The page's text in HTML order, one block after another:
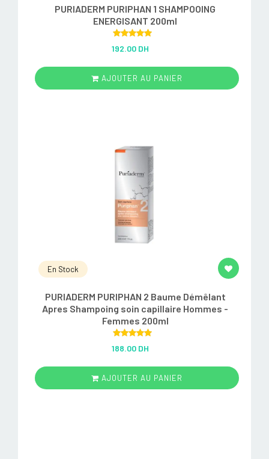
PURIADERM PURIPHAN 1 SHAMPOOING
ENERGISANT 200ml
out of 5
192.00 DH
AJOUTER AU PANIER
En Stock
PURIADERM PURIPHAN 2 Baume Démêlant
Apres Shampoing soin capillaire Hommes -
Femmes 200ml
out of 5
188.00 DH
AJOUTER AU PANIER